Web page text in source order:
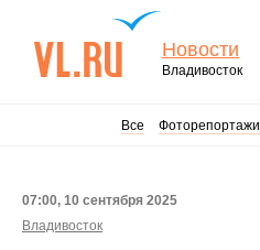
Новости
Владивосток
Все Фоторепортажи
07:00, 10 сентября 2025
Владивосток